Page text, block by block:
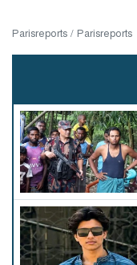
Parisreports / Parisreports